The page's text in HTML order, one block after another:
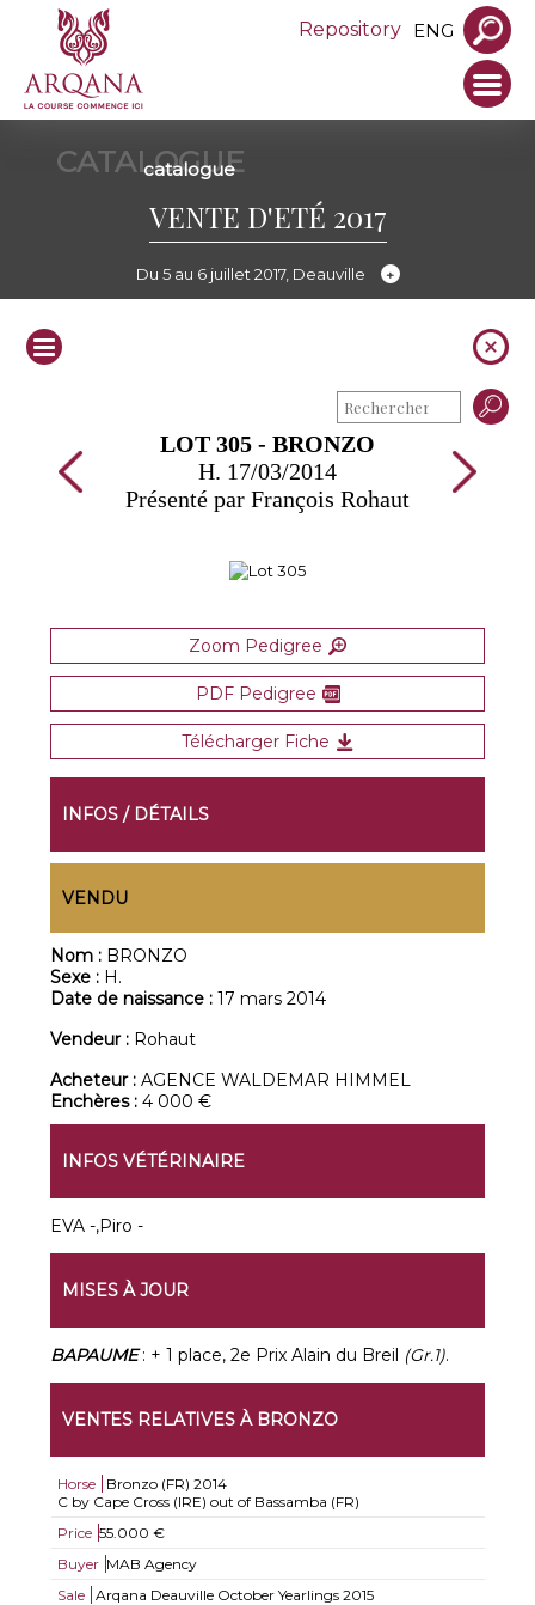
Repository ENG
CATALOGUE
catalogue
VENTE D'ETÉ 2017
Du 5 au 6 juillet 2017, Deauville
LOT 305 - BRONZO
H. 17/03/2014
Présenté par François Rohaut
Zoom Pedigree
PDF Pedigree
Télécharger Fiche
INFOS / DÉTAILS
VENDU
Nom : BRONZO
Sexe : H.
Date de naissance :17 mars 2014
Vendeur : Rohaut
Acheteur :AGENCE WALDEMAR HIMMEL
Enchères :4 000 €
INFOS VÉTÉRINAIRE
EVA -,Piro -
MISES À JOUR
BAPAUME: + 1 place, 2e Prix Alain du Breil (Gr.1).
VENTES RELATIVES À BRONZO
Horse Bronzo (FR) 2014
C by Cape Cross (IRE) out of Bassamba (FR)
Price 55.000 €
Buyer MAB Agency
Sale
Arqana Deauville October Yearlings 2015